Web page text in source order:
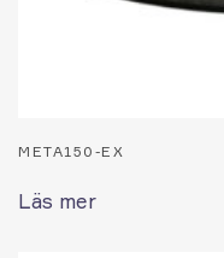
META150-EX
Läs mer